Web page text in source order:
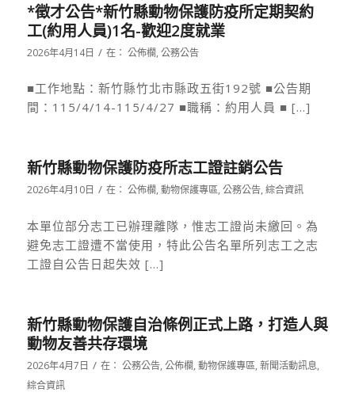
*徵才公告*新竹縣動物保護防疫所定期契約
工(約用人員)1名-歡迎2度就業
2026年4月14日 / 在： 公佈欄, 公務公告
■工作地點：新竹縣竹北市縣政五街192號 ■公告期
間：115/4/14-115/4/27 ■職稱：約用人員 ■ […]
新竹縣動物保護防疫所志工證註銷公告
2026年4月10日 / 在： 公佈欄, 動物保護專區, 公務公告, 綜合資訊
本單位部分志工已辦理離隊，惟志工證尚未繳回。為
避免志工證遭不當使用，特此公告名單所列志工之志
工證自公告日起失效 […]
新竹縣動物保護自治條例正式上路，打造人與
動物友善共存環境
2026年4月7日 / 在： 公務公告, 公佈欄, 動物保護專區, 新聞活動訊息,
綜合資訊